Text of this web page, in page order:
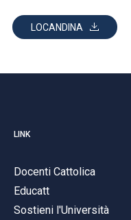
LOCANDINA
LINK
Docenti Cattolica
Educatt
Sostieni l'Università